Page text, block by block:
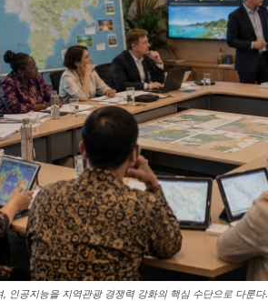
인공지능을 지역관광 경쟁력 강화의 핵심 수단으로 다룬다.